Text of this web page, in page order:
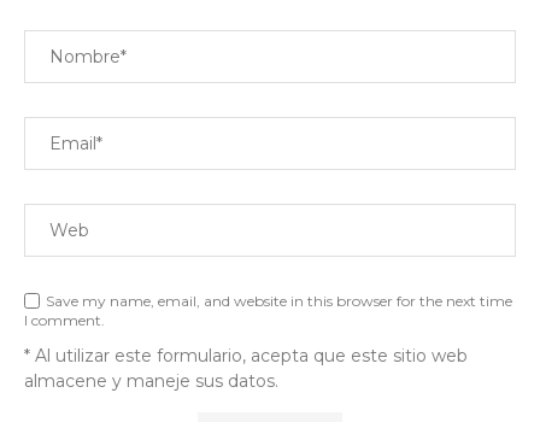
Save my name, email, and website in this browser for the next time
I comment.
* Al utilizar este formulario, acepta que este sitio web
almacene y maneje sus datos.